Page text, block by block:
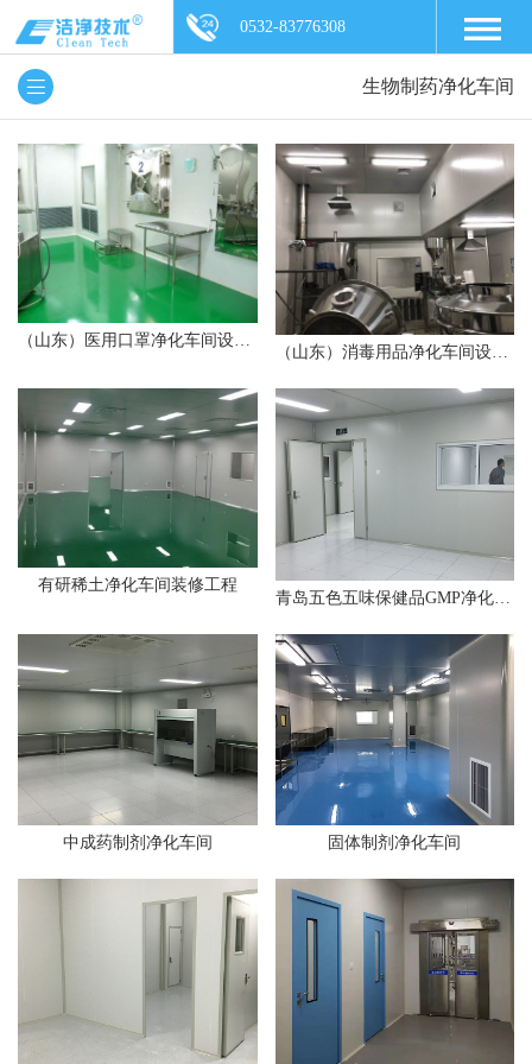
0532-83776308
生物制药净化车间
（山东）消毒用品净化车间设计安装
有研稀土净化车间装修工程
青岛五色五味保健品GMP净化车间
中成药制剂净化车间 固体制剂净化车间